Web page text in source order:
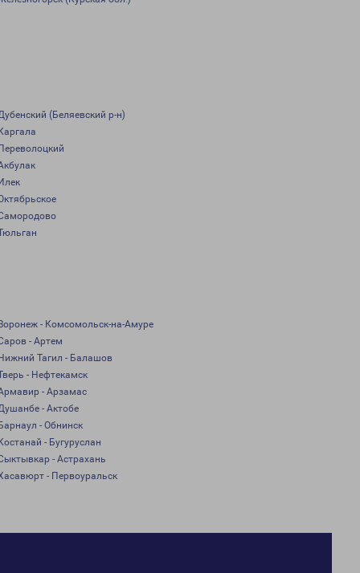
(Беляевский р-н)
- Комсомольск-на-Амуре
- Артем
Тагил - Балашов
- Нефтекамск
- Арзамас
- Актобе
- Обнинск
- Бугуруслан
- Астрахань
- Первоуральск